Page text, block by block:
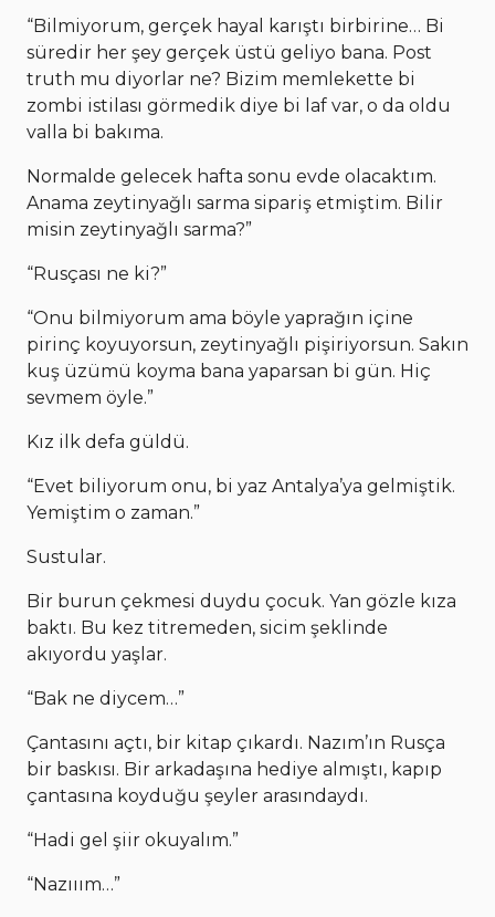
“Bilmiyorum, gerçek hayal karıştı birbirine… Bi
süredir her şey gerçek üstü geliyo bana. Post
truth mu diyorlar ne? Bizim memlekette bi
zombi istilası görmedik diye bi laf var, o da oldu
valla bi bakıma.
Normalde gelecek hafta sonu evde olacaktım.
Anama zeytinyağlı sarma sipariş etmiştim. Bilir
misin zeytinyağlı sarma?”
“Rusçası ne ki?”
“Onu bilmiyorum ama böyle yaprağın içine
pirinç koyuyorsun, zeytinyağlı pişiriyorsun. Sakın
kuş üzümü koyma bana yaparsan bi gün. Hiç
sevmem öyle.”
Kız ilk defa güldü.
“Evet biliyorum onu, bi yaz Antalya’ya gelmiştik.
Yemiştim o zaman.”
Sustular.
Bir burun çekmesi duydu çocuk. Yan gözle kıza
baktı. Bu kez titremeden, sicim şeklinde
akıyordu yaşlar.
“Bak ne diycem…”
Çantasını açtı, bir kitap çıkardı. Nazım’ın Rusça
bir baskısı. Bir arkadaşına hediye almıştı, kapıp
çantasına koyduğu şeyler arasındaydı.
“Hadi gel şiir okuyalım.”
“Nazııım…”